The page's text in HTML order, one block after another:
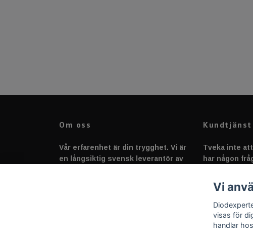
Om oss
Vår erfarenhet är din trygghet. Vi är
en långsiktig svensk leverantör av
Kundtjänst
Tveka inte
har någon
Vi
visas för
handlar